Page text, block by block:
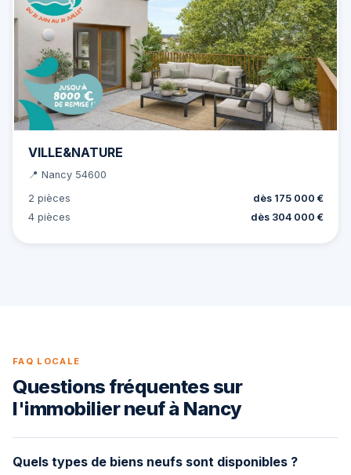
VILLE&NATURE
📍 Nancy 54600
2 pièces
dès 175 000 €
4 pièces
dès 304 000 €
FAQ LOCALE
Questions fréquentes sur
l'immobilier neuf à Nancy
Quels types de biens neufs sont disponibles ?